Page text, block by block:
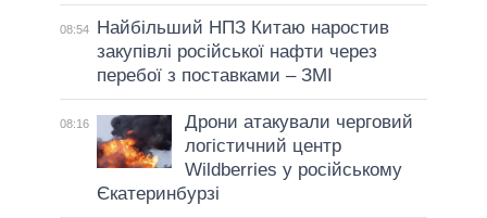
08:54
Найбільший НПЗ Китаю наростив
закупівлі російської нафти через
перебої з поставками – ЗМІ
08:16
Дрони атакували черговий
логістичний центр
Wildberries у російському
Єкатеринбурзі